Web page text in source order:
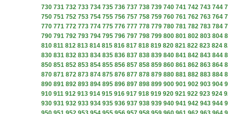
730 731 732 733 734 735 736 737 738 739 740 741 742 743 744
750 751 752 753 754 755 756 757 758 759 760 761 762 763 764
770 771 772 773 774 775 776 777 778 779 780 781 782 783 784
790 791 792 793 794 795 796 797 798 799 800 801 802 803 804
810 811 812 813 814 815 816 817 818 819 820 821 822 823 824
830 831 832 833 834 835 836 837 838 839 840 841 842 843 844
850 851 852 853 854 855 856 857 858 859 860 861 862 863 864
870 871 872 873 874 875 876 877 878 879 880 881 882 883 884
890 891 892 893 894 895 896 897 898 899 900 901 902 903 904
910 911 912 913 914 915 916 917 918 919 920 921 922 923 924
930 931 932 933 934 935 936 937 938 939 940 941 942 943 944